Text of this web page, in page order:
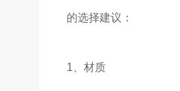
的选择建议：
1、材质